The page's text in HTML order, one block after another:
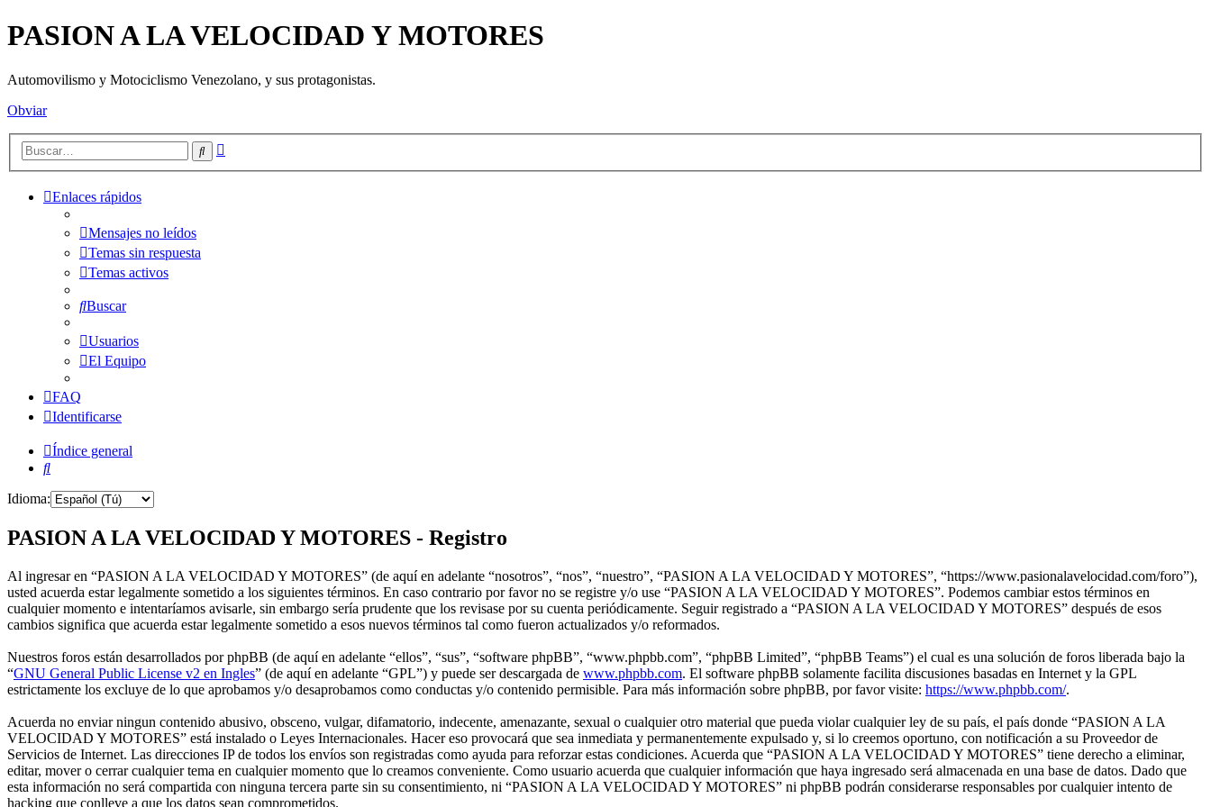
PASION A LA VELOCIDAD Y MOTORES
Automovilismo y Motociclismo Venezolano, y sus protagonistas.
Obviar
Buscar
Enlaces rápidos
Mensajes no leídos
Temas sin respuesta
Temas activos
Buscar
Usuarios
El Equipo
FAQ
Identificarse
Índice general
Buscar
Idioma:
PASION A LA VELOCIDAD Y MOTORES - Registro
Al ingresar en “PASION A LA VELOCIDAD Y MOTORES” (de aquí en adelante “nosotros”, “nos”, “nuestro”, “PASION A LA VELOCIDAD Y MOTORES”, “https://www.pasionalavelocidad.com/foro”),
usted acuerda estar legalmente sometido a los siguientes términos. En caso contrario por favor no se registre y/o use “PASION A LA VELOCIDAD Y MOTORES”. Podemos cambiar estos términos en
cualquier momento e intentaríamos avisarle, sin embargo sería prudente que los revisase por su cuenta periódicamente. Seguir registrado a “PASION A LA VELOCIDAD Y MOTORES” después de esos
cambios significa que acuerda estar legalmente sometido a esos nuevos términos tal como fueron actualizados y/o reformados.
Nuestros foros están desarrollados por phpBB (de aquí en adelante “ellos”, “sus”, “software phpBB”, “www.phpbb.com”, “phpBB Limited”, “phpBB Teams”) el cual es una solución de foros liberada bajo la
“GNU General Public License v2 en Ingles” (de aquí en adelante “GPL”) y puede ser descargada de www.phpbb.com. El software phpBB solamente facilita discusiones basadas en Internet y la GPL
estrictamente los excluye de lo que aprobamos y/o desaprobamos como conductas y/o contenido permisible. Para más información sobre phpBB, por favor visite: https://www.phpbb.com/.
Acuerda no enviar ningun contenido abusivo, obsceno, vulgar, difamatorio, indecente, amenazante, sexual o cualquier otro material que pueda violar cualquier ley de su país, el país donde “PASION A LA
VELOCIDAD Y MOTORES” está instalado o Leyes Internacionales. Hacer eso provocará que sea inmediata y permanentemente expulsado y, si lo creemos oportuno, con notificación a su Proveedor de
Servicios de Internet. Las direcciones IP de todos los envíos son registradas como ayuda para reforzar estas condiciones. Acuerda que “PASION A LA VELOCIDAD Y MOTORES” tiene derecho a eliminar,
editar, mover o cerrar cualquier tema en cualquier momento que lo creamos conveniente. Como usuario acuerda que cualquier información que haya ingresado será almacenada en una base de datos. Dado que
esta información no será compartida con ninguna tercera parte sin su consentimiento, ni “PASION A LA VELOCIDAD Y MOTORES” ni phpBB podrán considerarse responsables por cualquier intento de
hacking que conlleve a que los datos sean comprometidos.